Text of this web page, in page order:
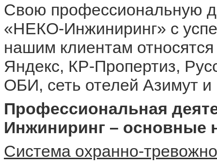
Свою профессиональную
«НЕКО-Инжиниринг» с
нашим клиентам
Яндекс, КР-Пропертиз,
ОБИ, сеть отелей Азимут и
Профессиональная
Инжиниринг – основные
Система охранно-